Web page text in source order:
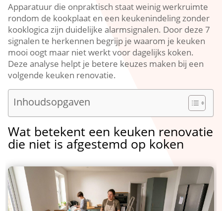
Apparatuur die onpraktisch staat weinig werkruimte
rondom de kookplaat en een keukenindeling zonder
kooklogica zijn duidelijke alarmsignalen.​ Door deze 7
signalen te herkennen begrijp je waarom je keuken
mooi oogt maar niet werkt voor dagelijks koken.​
Deze analyse helpt je betere keuzes maken bij een
volgende keuken renovatie.​
Inhoudsopgaven
Wat betekent een keuken renovatie
die niet is afgestemd op koken